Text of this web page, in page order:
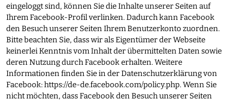
eingeloggt sind, können Sie die Inhalte unserer Seiten auf
Ihrem Facebook-Profil verlinken. Dadurch kann Facebook
den Besuch unserer Seiten Ihrem Benutzerkonto zuordnen.
Bitte beachten Sie, dass wir als Eigentümer der Webseite
keinerlei Kenntnis vom Inhalt der übermittelten Daten sowie
deren Nutzung durch Facebook erhalten. Weitere
Informationen finden Sie in der Datenschutzerklärung von
Facebook:https://de-de.facebook.com/policy.php. Wenn Sie
nicht möchten, dass Facebook den Besuch unserer Seiten